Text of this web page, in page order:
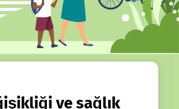
ve sağlık